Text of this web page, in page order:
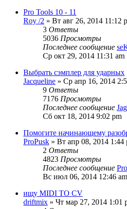
Pro Tools 10 - 11
Roy /2 » Вт авг 26, 2014 11:12
3 Ответы
5036 Просмотры
Последнее сообщение
Ср окт 29, 2014 11:31 am
Выбрать сэмплер для ударных
Jacqueline » Ср апр 16, 2014
9 Ответы
7176 Просмотры
Последнее сообщение
Сб окт 18, 2014 9:02 pm
Помогите начинающему
ProPusk » Вт апр 08, 2014 1:44
2 Ответы
4823 Просмотры
Последнее сообщение
Вс июл 06, 2014 12:46 am
ищу MIDI TO CV
driftmix » Чт мар 27, 2014 1:01